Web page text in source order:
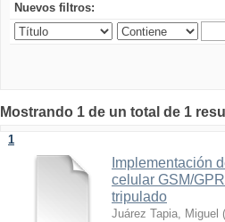
Nuevos filtros:
Mostrando 1 de un total de 1
1
Implementación
celular GSM/
tripulado
Juárez Tapia, Miguel (